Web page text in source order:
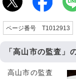
ページ番号 T1012913
「高山市の監査」
高山市の監査